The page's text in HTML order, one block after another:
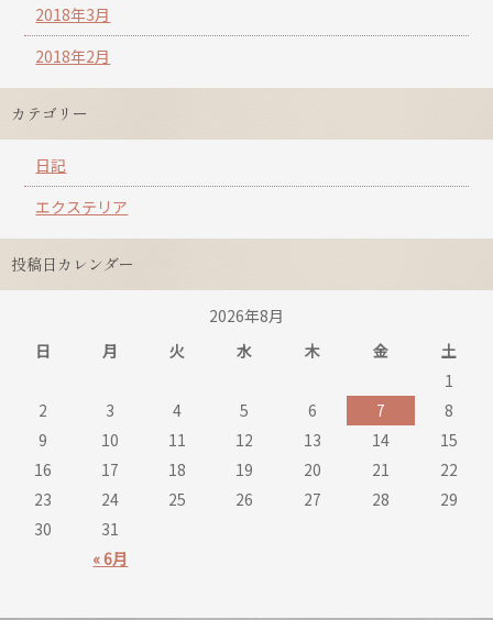
2018年3月
2018年2月
カテゴリー
日記
エクステリア
投稿日カレンダー
2026年8月
日
月 火 水 木 金 土
« 6月
1
2
3 4 5 6 7
8
9
10 11 12 13 14
15
16
17 18 19 20 21
22
23
24 25 26 27 28
29
30
31